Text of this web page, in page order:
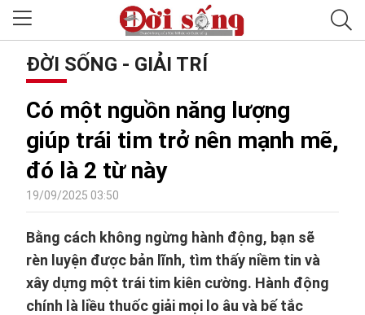
ĐỜI SỐNG - GIẢI TRÍ
Có một nguồn năng lượng
giúp trái tim trở nên mạnh mẽ,
đó là 2 từ này
19/09/2025 03:50
Bằng cách không ngừng hành động, bạn sẽ
rèn luyện được bản lĩnh, tìm thấy niềm tin và
xây dựng một trái tim kiên cường. Hành động
chính là liều thuốc giải mọi lo âu và bế tắc